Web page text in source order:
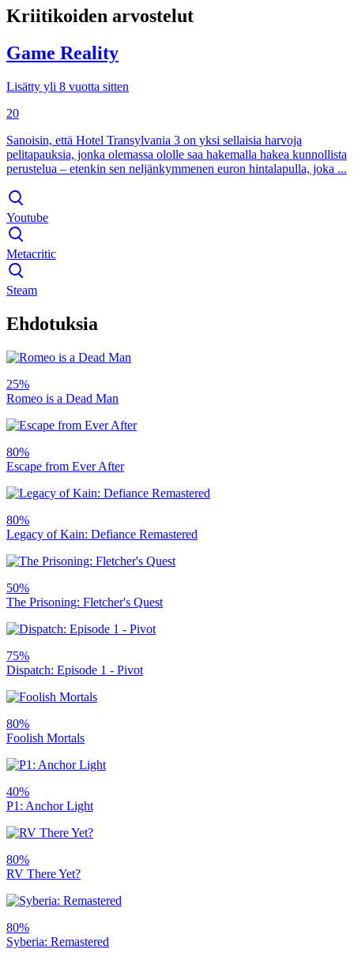
Kriitikoiden arvostelut
Game Reality
Lisätty yli 8 vuotta sitten
20
Sanoisin, että Hotel Transylvania 3 on yksi sellaisia harvoja
pelitapauksia, jonka olemassa ololle saa hakemalla hakea kunnollista
perustelua – etenkin sen neljänkymmenen euron hintalapulla, joka ...
Youtube
Metacritic
Steam
Ehdotuksia
25%
Romeo is a Dead Man
80%
Escape from Ever After
80%
Legacy of Kain: Defiance Remastered
50%
The Prisoning: Fletcher's Quest
75%
Dispatch: Episode 1 - Pivot
80%
Foolish Mortals
40%
P1: Anchor Light
80%
RV There Yet?
80%
Syberia: Remastered